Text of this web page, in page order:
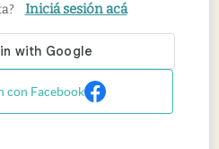
Iniciá sesión acá
con Facebook